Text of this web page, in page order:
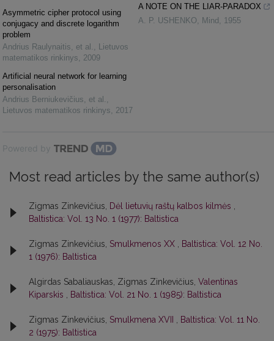
Asymmetric cipher protocol using
conjugacy and discrete logarithm
problem
Andrius Raulynaitis, et al. , Lietuvos
matematikos rinkinys, 2009
Artificial neural network for learning
personalisation
Andrius Berniukevičius, et al. ,
Lietuvos matematikos rinkinys, 2017
A NOTE ON THE LIAR-PARADOX
A. P. USHENKO, Mind , 1955
Powered by
Most read articles by the same author(s)
Zigmas Zinkevičius, Dėl lietuvių raštų kalbos kilmės ,
Baltistica: Vol. 13 No. 1 (1977): Baltistica
Zigmas Zinkevičius, Smulkmenos XX , Baltistica: Vol. 12 No.
1 (1976): Baltistica
Algirdas Sabaliauskas, Zigmas Zinkevičius, Valentinas
Kiparskis , Baltistica: Vol. 21 No. 1 (1985): Baltistica
Zigmas Zinkevičius, Smulkmena XVII , Baltistica: Vol. 11 No.
2 (1975): Baltistica